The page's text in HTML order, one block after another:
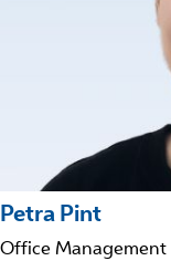
Petra Pint
Office Management